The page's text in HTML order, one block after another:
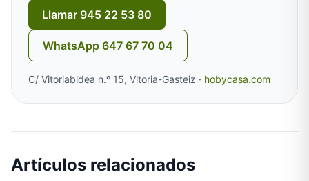
Llamar 945 22 53 80
WhatsApp 647 67 70 04
C/ Vitoriabidea n.º 15, Vitoria-Gasteiz · hobycasa.com
Artículos relacionados